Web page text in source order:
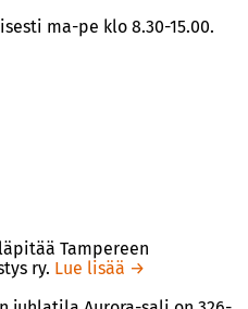
ma-pe klo 8.30-15.00.
Tampereen
ry. Lue lisää →